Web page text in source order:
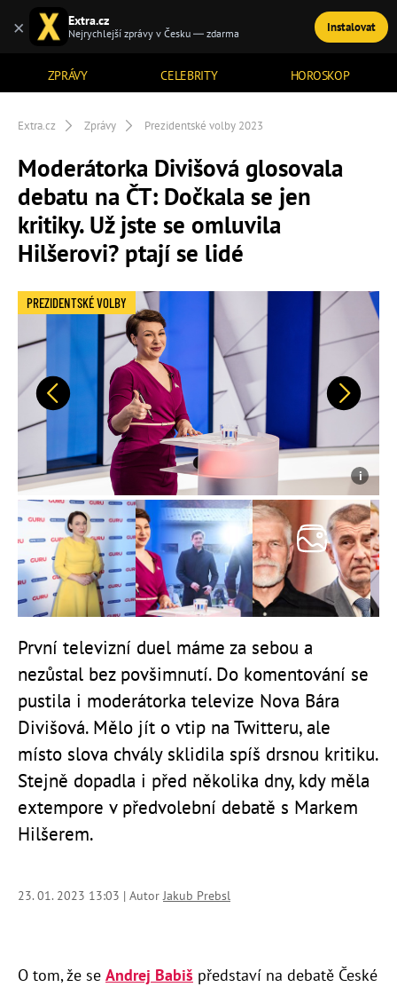
ZPRÁVY CELEBRITY HOROSKOP
TÉMATA
Extra.cz Zprávy Prezidentské volby 2023
Moderátorka Divišová glosovala
debatu na ČT: Dočkala se jen
kritiky. Už jste se omluvila
Hilšerovi? ptají se lidé
Předchozí Další
PREZIDENTSKÉ VOLBY
První televizní duel máme za sebou a
nezůstal bez povšimnutí. Do komentování se
pustila i moderátorka televize Nova Bára
Divišová. Mělo jít o vtip na Twitteru, ale
místo slova chvály sklidila spíš drsnou kritiku.
Stejně dopadla i před několika dny, kdy měla
extempore v předvolební debatě s Markem
Hilšerem.
23. 01. 2023 13:03 | AutorJakub Prebsl
O tom, že se Andrej Babiš představí na debatě České
× Extra.cz
Nejrychlejší zprávy v Česku — zdarma Instalovat